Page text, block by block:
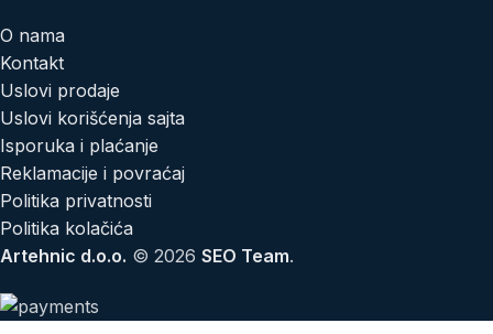
O nama
Kontakt
Uslovi prodaje
Uslovi korišćenja sajta
Isporuka i plaćanje
Reklamacije i povraćaj
Politika privatnosti
Politika kolačića
Artehnic d.o.o. © 2026 SEO Team.